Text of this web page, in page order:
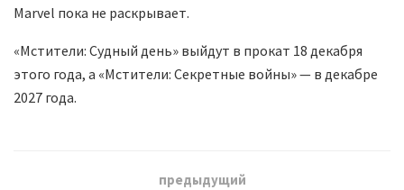
Marvel пока не раскрывает.
«Мстители: Судный день» выйдут в прокат 18 декабря
этого года, а «Мстители: Секретные войны» — в декабре
2027 года.
предыдущий